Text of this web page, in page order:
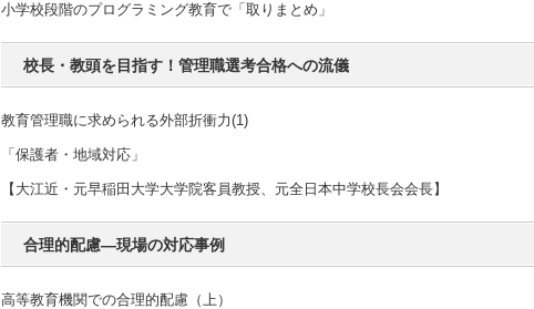
小学校段階のプログラミング教育で「取りまとめ」
校長・教頭を目指す！管理職選考合格への流儀
教育管理職に求められる外部折衝力(1)
「保護者・地域対応」
【大江近・元早稲田大学大学院客員教授、元全日本中学校長会会長】
合理的配慮―現場の対応事例
高等教育機関での合理的配慮（上）